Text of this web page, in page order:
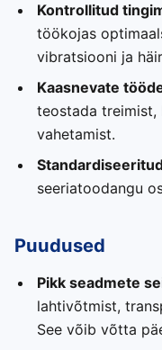
Kontrollitud
töökojas
vibratsiooni ja
Kaasnevate
teostada treimist,
vahetamist.
seeriatoodangu
Puudused
Pikk seadmete
lahtivõtmist,
See võib võtta